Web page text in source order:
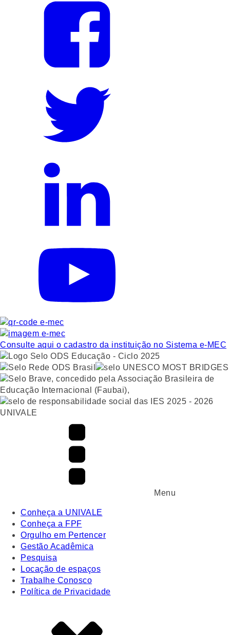
Consulte aqui o cadastro da instituição no Sistema e-MEC
UNIVALE
Menu
Conheça a UNIVALE
Conheça a FPF
Orgulho em Pertencer
Gestão Acadêmica
Pesquisa
Locação de espaços
Trabalhe Conosco
Política de Privacidade